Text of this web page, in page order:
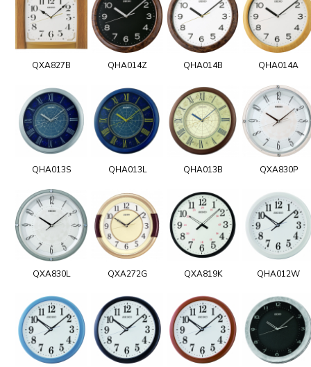
QXA827B QHA014Z QHA014B QHA014A
QHA013S QHA013L QHA013B QXA830P
QXA830L QXA272G QXA819K QHA012W